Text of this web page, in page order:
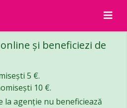
și beneficiezi de
5 €.
10 €.
la agenție nu beneficiează